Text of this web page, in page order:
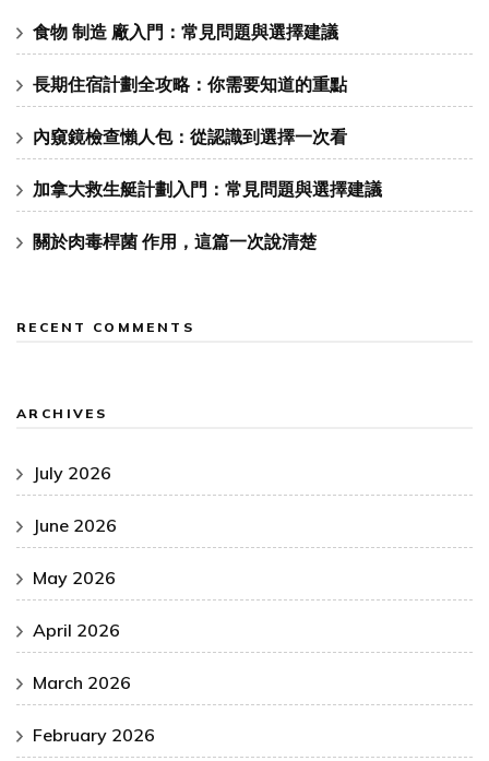
食物 制造 廠入門：常見問題與選擇建議
長期住宿計劃全攻略：你需要知道的重點
內窺鏡檢查懶人包：從認識到選擇一次看
加拿大救生艇計劃入門：常見問題與選擇建議
關於肉毒桿菌 作用，這篇一次說清楚
RECENT COMMENTS
ARCHIVES
July 2026
June 2026
May 2026
April 2026
March 2026
February 2026